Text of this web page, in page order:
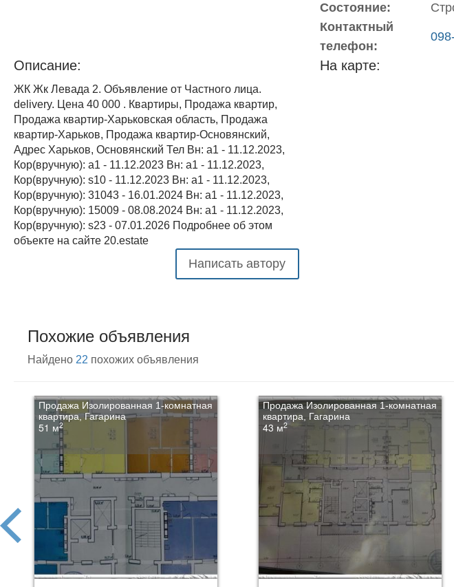
Состояние:
Контактный
телефон:
Описание:
ЖК Жк Левада 2. Объявление от Частного лица.
delivery. Цена 40 000 . Квартиры, Продажа квартир,
Продажа квартир-Харьковская область, Продажа
квартир-Харьков, Продажа квартир-Основянский,
Адрес Харьков, Основянский Тел Вн: a1 - 11.12.2023,
Кор(вручную): a1 - 11.12.2023 Вн: a1 - 11.12.2023,
Кор(вручную): s10 - 11.12.2023 Вн: a1 - 11.12.2023,
Кор(вручную): 31043 - 16.01.2024 Вн: a1 - 11.12.2023,
Кор(вручную): 15009 - 08.08.2024 Вн: a1 - 11.12.2023,
Кор(вручную): s23 - 07.01.2026 Подробнее об этом
объекте на сайте 20.estate
Написать автору
На карте:
Похожие объявления
Найдено 22 похожих объявления
Продажа Изолированная 1-комнатная
квартира, Гагарина
51 м2
Продажа Изолированная 1-комнатная
квартира, Гагарина
43 м2
prev